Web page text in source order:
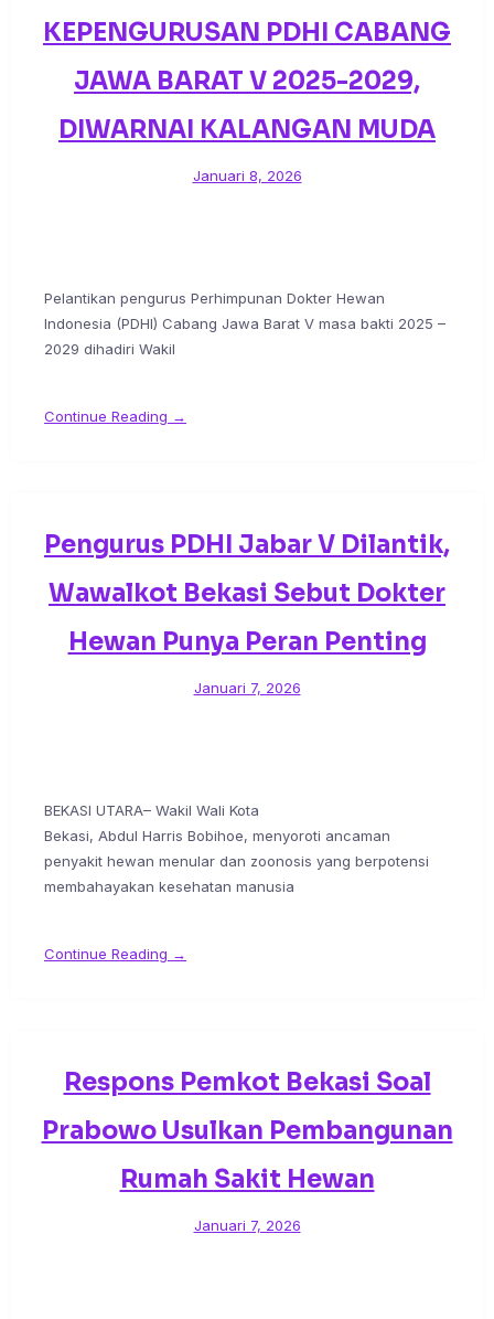
KEPENGURUSAN PDHI CABANG
JAWA BARAT V 2025-2029,
DIWARNAI KALANGAN MUDA
Januari 8, 2026
Pelantikan pengurus Perhimpunan Dokter Hewan
Indonesia (PDHI) Cabang Jawa Barat V masa bakti 2025 –
2029 dihadiri Wakil
Continue Reading →
Pengurus PDHI Jabar V Dilantik,
Wawalkot Bekasi Sebut Dokter
Hewan Punya Peran Penting
Januari 7, 2026
BEKASI UTARA– Wakil Wali Kota
Bekasi, Abdul Harris Bobihoe, menyoroti ancaman
penyakit hewan menular dan zoonosis yang berpotensi
membahayakan kesehatan manusia
Continue Reading →
Respons Pemkot Bekasi Soal
Prabowo Usulkan Pembangunan
Rumah Sakit Hewan
Januari 7, 2026